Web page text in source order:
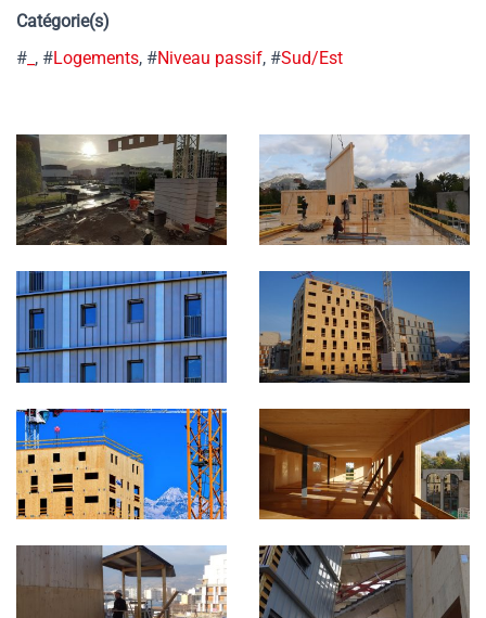
Catégorie(s)
# , #Logements, #Niveau passif, #Sud/Est